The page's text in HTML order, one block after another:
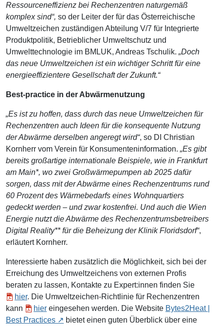
Ressourceneffizienz bei Rechenzentren naturgemäß
komplex sind“, so der Leiter der für das Österreichische
Umweltzeichen zuständigen Abteilung V/7 für Integrierte
Produktpolitik, Betrieblicher Umweltschutz und
Umwelttechnologie im BMLUK, Andreas Tschulik. „Doch
das neue Umweltzeichen ist ein wichtiger Schritt für eine
energieeffizientere Gesellschaft der Zukunft.“
Best-practice in der Abwärmenutzung
„Es ist zu hoffen, dass durch das neue Umweltzeichen für
Rechenzentren auch Ideen für die konsequente Nutzung
der Abwärme derselben angeregt wird“, so DI Christian
Kornherr vom Verein für Konsumenteninformation. „Es gibt
bereits großartige internationale Beispiele, wie in Frankfurt
am Main*, wo zwei Großwärmepumpen ab 2025 dafür
sorgen, dass mit der Abwärme eines Rechenzentrums rund
60 Prozent des Wärmebedarfs eines Wohnquartiers
gedeckt werden – und zwar kostenfrei. Und auch die Wien
Energie nutzt die Abwärme des Rechenzentrumsbetreibers
Digital Reality** für die Beheizung der Klinik Floridsdorf“,
erläutert Kornherr.
Interessierte haben zusätzlich die Möglichkeit, sich bei der
Erreichung des Umweltzeichens von externen Profis
beraten zu lassen, Kontakte zu Expert:innen finden Sie
hier. Die Umweltzeichen-Richtlinie für Rechenzentren
kann
hier eingesehen werden. Die Website Bytes2Heat |
Best Practices
bietet einen guten Überblick über eine